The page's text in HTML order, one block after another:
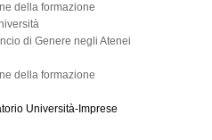
della formazione
di Genere negli Atenei
della formazione
Università-Imprese